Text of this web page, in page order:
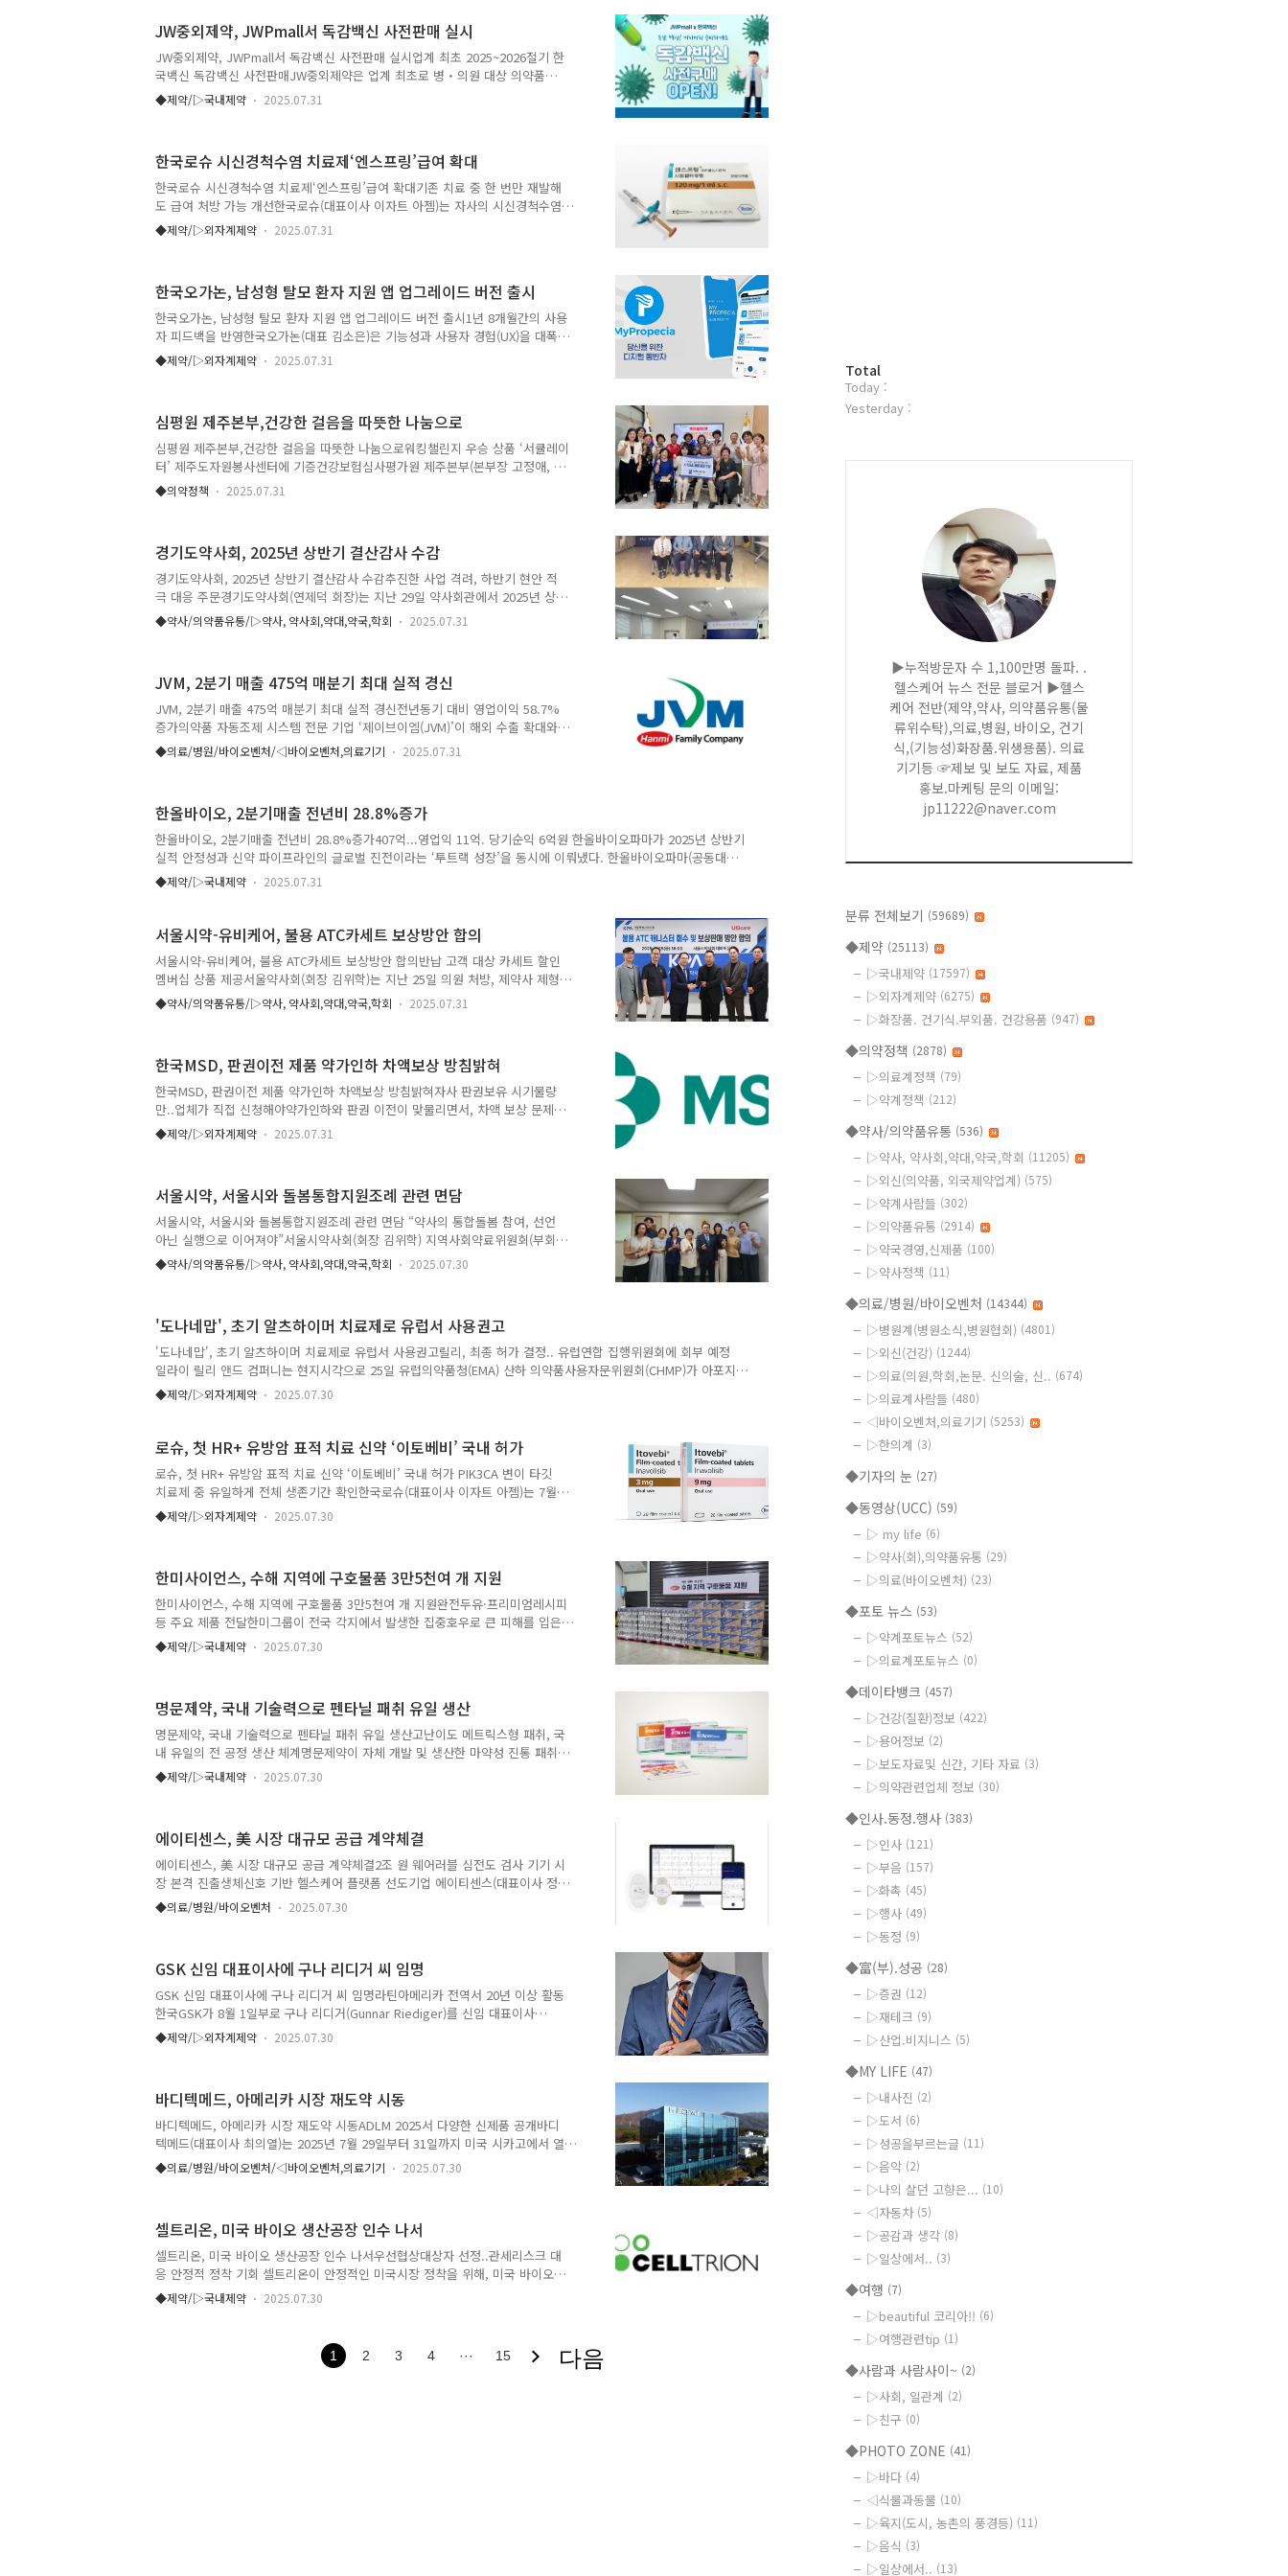
하게 됐다. 덴탈오션은 하부구조물인 픽스쳐(Fixture)의 개발, 제작, 후처리 공정
등 전반에 걸친 기술 역량을 보유한 치과부품 제조 전문기업으로 다양한 치과 시
술용 부품을 설계·생산해왔다. 정밀 가공 기술과 소량다품종 대응 체계를 바탕으
로 국내..
JW중외제약, JWPmall서 독감백신 사전판매 실시
JW중외제약, JWPmall서 독감백신 사전판매 실시업계 최초 2025~2026절기 한
국백신 독감백신 사전판매JW중외제약은 업계 최초로 병‧의원 대상 의약품
B2B 플랫폼 ‘JWPmall’을 통해 한국백신의 2025~2026절기 독감백신을 사전 판
매하고 있다고 31일 밝혔다. JWPmall은 주요 제약사를 비롯해 15개 의약품 전
제약은 예년보다 조기에 백신을 확보하려는 의료기관의 니즈를 반영해 이번 사
전 판매를 결정했다. 특히 확정된 가격과 수량으로 사전 주문이 가능하도록 시스
템을 구성해 병‧의원의 수급 부담을 완화하는 등 공급 안정성과 구매 편의성을
..
◆제약/▷국내제약 2025.07.31
한국로슈 시신경척수염 치료제‘엔스프링’급여 확대
한국로슈 시신경척수염 치료제‘엔스프링’급여 확대기존 치료 중 한 번만 재발해
도 급여 처방 가능 개선한국로슈(대표이사 이자트 아젬)는 자사의 시신경척수염
범주질환(NMOSD, Neuromyelitis Optica Spectrum Disorder) 치료제 ‘엔스
프링(성분명: 사트랄리주맙)’이 보건복지부 고시에 따라 급여 기준이 확대되어 8
킨-6(IL-6) 수용체를 선택적으로 표적해 IL-6 신호를 억제하는 기전의 치료제다.
시신경척수염 범주질환 허가 약제 중 유일한 피하주사형 제제로 유지요법 기준 4
주마다 1회 피하 투여가 가능하다. 이번 급여 기준 개..
◆제약/▷외자계제약 2025.07.31
한국오가논, 남성형 탈모 환자 지원 앱 업그레이드 버전 출시
한국오가논, 남성형 탈모 환자 지원 앱 업그레이드 버전 출시1년 8개월간의 사용
자 피드백을 반영한국오가논(대표 김소은)은 기능성과 사용자 경험(UX)을 대폭
강화한 남성형 탈모 치료제 ‘프로페시아’ 복용 환자 지원 애플리케이션의 업그레
이드 버전을 출시했다고 31일 밝혔다. 이번 업그레이드는 2023년, 전 세계 최초
복약 알림 기능에 더해 복약 순응도 향상을 위한 맞춤형 관리 기능이 한층 강화
된 것이 특징이다. 새롭게 업그레이드된 자사 남성형 탈모 환자 지원 애플리케이
션은 글로벌 시장에서 한국에 최초로 공개되는 것으로, 환자 중심 디지털 치료
환경 강화..
◆제약/▷외자계제약 2025.07.31
심평원 제주본부,건강한 걸음을 따뜻한 나눔으로
심평원 제주본부,건강한 걸음을 따뜻한 나눔으로워킹챌린지 우승 상품 ‘서큘레이
터’ 제주도자원봉사센터에 기증건강보험심사평가원 제주본부(본부장 고정애, 이
하 제주본부)는 지난 30일 전 직원이 참여한 워킹챌린지에서 우승하여 받은 300
만원 상당의 서큘레이터 29대를 제주도자원봉사센터에 기증했다. 워킹챌린지는
ESG(환경·사회·투명) 실천 프로그램이다. 특히 제주본부 임직원들은 이번 워킹
챌린지에서 우승하며 건강증진 및 탄소중립 실천과 함께, 수상으로 받은 상품을
지역사회의 필요한 곳에 기부할 수 있게 되었다. 직원들의 뜻을 모아 기증된 서
큘레이터는 제주도자원봉사..
◆의약정책 2025.07.31
경기도약사회, 2025년 상반기 결산감사 수감
경기도약사회, 2025년 상반기 결산감사 수감추진한 사업 격려, 하반기 현안 적
극 대응 주문경기도약사회(연제덕 회장)는 지난 29일 약사회관에서 2025년 상반
기 회무 및 회계 전반에 대한 감사를 수감했다. 감사단은 상반기 동안 진행된 지
부 회무 및 회계 전반에 대한 점검을 진행했으며, 집행부와의 질의응답을 통해
위해 헌신한 집행부와 사무국의 노고를 치하한다”며 “올해 들어 기형적 약국 개
설 등 다양한 현안들이 약사 사회를 위협하고 있는 만큼, 지부와 분회의 철저한
대비와 적극적인 대응이 어느 때보다 중요하다”고 강조했다. 연제덕 회장은 “감
사단에서 제..
◆약사/의약품유통/▷약사, 약사회,약대,약국,학회 2025.07.31
JVM, 2분기 매출 475억 매분기 최대 실적 경신
JVM, 2분기 매출 475억 매분기 최대 실적 경신전년동기 대비 영업이익 58.7%
증가의약품 자동조제 시스템 전문 기업 ‘제이브이엠(JVM)’이 해외 수출 확대와
국내 실적 반등으로 분기 사상 최대 실적을 달성했다. 한미사이언스 계열사 제이
브이엠(대표이사 이동환, KOSDAQ: 054950)은 올해 2분기 연결 기준으로 매출
분기 최고 실적이다. 이번 실적 성장은 북미와 유럽 중심의 수출 증가와 내수 장
비 가격 인상에 대한 선주문 수요가 주요 성장 요인으로 꼽힌다. 미래 성장동력
확보를 위한 R&D에는 연결기준 매출 대비 ..
◆의료/병원/바이오벤처/◁바이오벤처,의료기기 2025.07.31
한올바이오, 2분기매출 전년비 28.8%증가
한올바이오, 2분기매출 전년비 28.8%증가407억...영업익 11억. 당기순익 6억원 한올바이오파마가 2025년 상반기
실적 안정성과 신약 파이프라인의 글로벌 진전이라는 ‘투트랙 성장’을 동시에 이뤄냈다. 한올바이오파마(공동대표
정승원, 박수진)는 30일 잠정실적 공시를 통해 연결 재무제표 기준 2분기 매출이 전년 동기 대비 28.8% 증가한
407억 원을 기록했다고 밝혔다. 같은 기간 영업이익과 당기순이익은 각각 11억 원, 6억 원으로 집계됐다. 상반기
년 동기 대비 흑자전환했다.의약품 부문에서는 ‘바이오탑’, ‘엘리가드’, ‘노르믹스’ 등 주력 품목들의 고른 성장세
가 실적을 견인했다..
◆제약/▷국내제약 2025.07.31
서울시약-유비케어, 불용 ATC카세트 보상방안 합의
서울시약-유비케어, 불용 ATC카세트 보상방안 합의반납 고객 대상 카세트 할인
멤버십 상품 제공서울약사회(회장 김위학)는 지난 25일 의원 처방, 제약사 제형
변경 등으로 약국에서 쌓여가는 불용 ATC 카세트 문제 해결을 위해 유비케어(대
표이사 김진태)와 긴밀히 논의한 끝에 실질적인 활용 방안에 대한 최종 합의를
결실을 맺게 됐다” 며 “이번 합의는 약국 현장에서 오랜 기간 쌓여온 불용 ATC
카세트 문제를 실질적으로 해결해나가는 첫 번째 구체적인 실행 방안을 마련했
다는 점에서 매우 뜻깊다” 고 밝혔다.이어 “서울시약사회는 회원 약국의 경영 부
담을 덜..
◆약사/의약품유통/▷약사, 약사회,약대,약국,학회 2025.07.31
한국MSD, 판권이전 제품 약가인하 차액보상 방침밝혀
한국MSD, 판권이전 제품 약가인하 차액보상 방침밝혀자사 판권보유 시기물량
만..업체가 직접 신청해야약가인하와 판권 이전이 맞물리면서, 차액 보상 문제가
장기화되던 한국MSD 제품 차액 보상 건이 한국MSD가 보상방침을 밝히면서 해
결의 기미를 보이고 있다. 한국MSD는 이와 관련 최근 유통업계에 공문을 통해,
자누비아/스테글루잔/자누메트 제품 군 등이며, 모두 23년 9월 1일부로 약가가
인하됐다. 종근당에 판권이 이전된 시기는 23년 7월이라는 점에서, 이후 물량 보
상은 종근당에서 보상해야 한다는 취지다. 이때부터는 종근당이 국내시장 운영
과 수익활동을 ..
◆제약/▷외자계제약 2025.07.31
서울시약, 서울시와 돌봄통합지원조례 관련 면담
서울시약, 서울시와 돌봄통합지원조례 관련 면담 “약사의 통합돌봄 참여, 선언
아닌 실행으로 이어져야”서울시약사회(회장 김위학) 지역사회약료위원회(부회장
우경아, 본부장 장진미, 위원장 유우리) 및 임원진은 7월 29일 서울특별시의회
보건복지위원장을 면담하고, 최근 제정 추진 중인 「서울특별시 의료‧요양 등
아직 ‘돌봄통합지원법’의 시행령·시행규칙이 마련되지 않은 상태에서 준비되는
것이며, 실질적인 제도 운영은 시행령이 제정된 이후에야 가능할 것이라며 향후
통합지원협의체를 구성할 때 서울시약사회의 입장을 청취할 것”이라는 입장을
밝혔다. 이에 대해 김위..
◆약사/의약품유통/▷약사, 약사회,약대,약국,학회 2025.07.30
'도나네맙', 초기 알츠하이머 치료제로 유럽서 사용권고
'도나네맙', 초기 알츠하이머 치료제로 유럽서 사용권고릴리, 최종 허가 결정.. 유럽연합 집행위원회에 회부 예정
일라이 릴리 앤드 컴퍼니는 현지시각으로 25일 유럽의약품청(EMA) 산하 의약품사용자문위원회(CHMP)가 아포지
단백 E ε4(ApoE4) 이형접합체 또는 비보유자인 아밀로이드 병리가 확인된 성인의 초기 증상이 있는 알츠하이머
병 치료에 도나네맙을 권장하는 긍정적인 의견을 발표했다고 밝혔다. 유럽연합 집행위원회(European
총괄 패트릭 존슨(Patrik Jonsson) 수석 부회장은 "이러한 CHMP의 긍정적인 의견은 유럽 전역의 해당하는 환자
들에게 도나네맙을 제공하려는 릴리의 ..
◆제약/▷외자계제약 2025.07.30
로슈, 첫 HR+ 유방암 표적 치료 신약 ‘이토베비’ 국내 허가
로슈, 첫 HR+ 유방암 표적 치료 신약 ‘이토베비’ 국내 허가 PIK3CA 변이 타깃
치료제 중 유일하게 전체 생존기간 확인한국로슈(대표이사 이자트 아젬)는 7월
29일 식품의약품안전처로부터 자사의 유방암 치료제 ‘이토베비(성분명: 이나볼리
십)’가 PIK3CA 유전자 변이 양성, 호르몬 수용체 양성(HR+), 사람상피세포성장
HER2- 및 PIK3CA 유전자 변이가 확인된 국소 진행성 또는 전이성 유방암 성인
환자에서 팔보시클립 및 풀베스트란트와의 병용 투여다. 보조요법으로 CDK4/6
억제제 치료 경험이 있는 경우 CDK4/6 억제제 치료..
◆제약/▷외자계제약 2025.07.30
한미사이언스, 수해 지역에 구호물품 3만5천여 개 지원
한미사이언스, 수해 지역에 구호물품 3만5천여 개 지원완전두유·프리미엄레시피
등 주요 제품 전달한미그룹이 전국 각지에서 발생한 집중호우로 큰 피해를 입은
지역 주민들에게 3만5천여 개의 구호물품을 지원하며 조속한 복구에 힘을 보탰
다. 한미사이언스는 경기 가평과 경남 산청, 광주 북구, 충남 당진·아산·예산 등
밝혔다.구호물품은 수해로 피해를 입은 이재민은 물론 현장에서 복구 작업을 돕
고 있는 자원봉사자와 군 장병 등에게도 전달된다. 한미사이언스 관계자는 “예기
치 못한 폭우로 큰 피해를 입은 지역이 하루빨리 복구돼 주민들께서 평온한 일상
으로 복귀..
◆제약/▷국내제약 2025.07.30
명문제약, 국내 기술력으로 펜타닐 패취 유일 생산
명문제약, 국내 기술력으로 펜타닐 패취 유일 생산고난이도 메트릭스형 패취, 국
내 유일의 전 공정 생산 체계명문제약이 자체 개발 및 생산한 마약성 진통 패취
제 ‘명문펜타닐패취’를 통해 국내 유일의 펜타닐 패취 국산화에 성공하며 안정적
인 공급체계를 구축했다. 지금까지 국내 의료 현장에서 사용되는 펜타닐 패취제
제시하고 있다. 명문펜타닐패취는 고난이도의 메트릭스형 패취제로, 피부 투과량
의 변동성이 적고 환자 개개인에 맞춘 안정성과 사용 편의성이 강화된 것이 특징
이다. 특히 원료 확보부터 완제품 제조까지 전 공정을 국내에서 수행함으로써,
수입 의존도가 높은 ..
◆제약/▷국내제약 2025.07.30
에이티센스, 美 시장 대규모 공급 계약체결
에이티센스, 美 시장 대규모 공급 계약체결2조 원 웨어러블 심전도 검사 기기 시
장 본격 진출생체신호 기반 헬스케어 플랫폼 선도기업 에이티센스(대표이사 정종
욱)는 25일 미국 현지 주요 유통사와 자사 웨어러블 심전도 검사 기기 '에이티패
치(AT-Patch)' 및 심전도 데이터 분석 소프트웨어(SW) '에이티리포트(AT-
500억 원 규모에 달하는 대규모 공급 계약이 성사됐다는 점에서 큰 의미를 지닌
다. 에이티센스는 올해 뉴욕, 플로리다, 애리조나주 지역에 강점을 가진 거점 유
통사와 협력해 2026년 약 100억 원(약 10만 대) 규모의 공급을 ..
◆의료/병원/바이오벤처 2025.07.30
GSK 신임 대표이사에 구나 리디거 씨 임명
GSK 신임 대표이사에 구나 리디거 씨 임명라틴아메리카 전역서 20년 이상 활동
한국GSK가 8월 1일부로 구나 리디거(Gunnar Riediger)를 신임 대표이사
(General Manager)로 선임한다고 밝혔다. 구나 리디거 대표이사는 2004년
GSK의 글로벌 인재 양성 프로그램 ‘퓨처 리더스 프로그램(Future Leaders
Head) 및 바이오테크 사업부 총괄(BioTech Business Unit Head), 글로벌 백
신 마켓 리드(Global Vaccines Market Lead) 등 주요 직책을 맡아 왔다. ..
◆제약/▷외자계제약 2025.07.30
바디텍메드, 아메리카 시장 재도약 시동
바디텍메드, 아메리카 시장 재도약 시동ADLM 2025서 다양한 신제품 공개바디
텍메드(대표이사 최의열)는 2025년 7월 29일부터 31일까지 미국 시카고에서 열
리는 ADLM(Association for Diagnostics & Laboratory Medicine) 2025에
참여했다. ADLM 2025는 전 세계 2만명 이상의 진단 전문가와 800여 개 이상의
정보 문제, 유전체 및 마이크로바이옴 기반 맞춤형 진단, 환경 오염 물질의 건강
영향 등 다양한 최신 보건 이슈가 다뤄지며, 방문객들은 최신 진단기기와 솔루션
을 직접 보고 체험할 수 ..
◆의료/병원/바이오벤처/◁바이오벤처,의료기기 2025.07.30
셀트리온, 미국 바이오 생산공장 인수 나서
셀트리온, 미국 바이오 생산공장 인수 나서우선협상대상자 선정..관세리스크 대
응 안정적 정착 기회 셀트리온이 안정적인 미국시장 정착을 위해, 미국 바이오의
약품 생산공장 인수에 나선다. 셀트리온은 이와관련 미국이 미국산 의약품이 아
닌 의약품에 대해 대규모 관세를 부과한다고 밝히자, 이에 대응하기 위해 미국에
이번 입찰에서 셀트리온은 우선협상대상자로 선정되면서 미국 내 생산거점 확보
를 앞두게 됐다. 셀트리온이 인수를 추진 중인 공장은 미공개 글로벌 의약품 기
◆제약/▷국내제약 2025.07.30
1 2 3 4 ··· 15 다음
방
문
자
Total
Today :
Yesterday :
▶누적방문자 수 1,100만명 돌파. .
헬스케어 뉴스 전문 블로거 ▶헬스
케어 전반(제약,약사, 의약품유통(물
류위수탁),의료,병원, 바이오, 건기
식,(기능성)화장품.위생용품). 의료
기기등 ☞제보 및 보도 자료, 제품
홍보.마케팅 문의 이메일:
jp11222@naver.com
분류 전체보기 (59689)
◆제약 (25113)
▷국내제약 (17597)
▷외자계제약 (6275)
▷화장품. 건기식.부외품. 건강용품 (947)
◆의약정책 (2878)
▷의료계정책 (79)
▷약계정책 (212)
◆약사/의약품유통 (536)
▷약사, 약사회,약대,약국,학회 (11205)
▷외신(의약품, 외국제약업계) (575)
▷약계사람들 (302)
▷의약품유통 (2914)
▷약국경영,신제품 (100)
▷약사정책 (11)
◆의료/병원/바이오벤처 (14344)
▷병원계(병원소식,병원협회) (4801)
▷외신(건강) (1244)
▷의료(의원,학회,논문. 신의술, 신.. (674)
▷의료계사람들 (480)
◁바이오벤처,의료기기 (5253)
▷한의계 (3)
◆기자의 눈 (27)
◆동영상(UCC) (59)
▷ my life (6)
▷약사(회),의약품유통 (29)
▷의료(바이오벤처) (23)
◆포토 뉴스 (53)
▷약계포토뉴스 (52)
▷의료계포토뉴스 (0)
◆데이타뱅크 (457)
▷건강(질환)정보 (422)
▷용어정보 (2)
▷보도자료및 신간, 기타 자료 (3)
▷의약관련업체 정보 (30)
◆인사.동정.행사 (383)
▷인사 (121)
▷부음 (157)
▷화촉 (45)
▷행사 (49)
▷동정 (9)
◆富(부).성공 (28)
▷증권 (12)
▷재테크 (9)
▷산업.비지니스 (5)
◆MY LIFE (47)
▷내사진 (2)
▷도서 (6)
▷성공을부르는글 (11)
▷음악 (2)
▷나의 살던 고향은... (10)
◁자동차 (5)
▷공감과 생각 (8)
▷일상에서.. (3)
◆여행 (7)
▷beautiful 코리아!! (6)
▷여행관련tip (1)
◆사람과 사람사이~ (2)
▷사회, 일관계 (2)
▷친구 (0)
◆PHOTO ZONE (41)
▷바다 (4)
◁식물과동물 (10)
▷육지(도시, 농촌의 풍경등) (11)
▷음식 (3)
▷일상에서.. (13)